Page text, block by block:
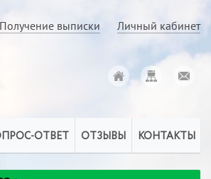
Получение выписки Личный кабинет
ОТВЕТ ОТЗЫВЫ КОНТАКТЫ